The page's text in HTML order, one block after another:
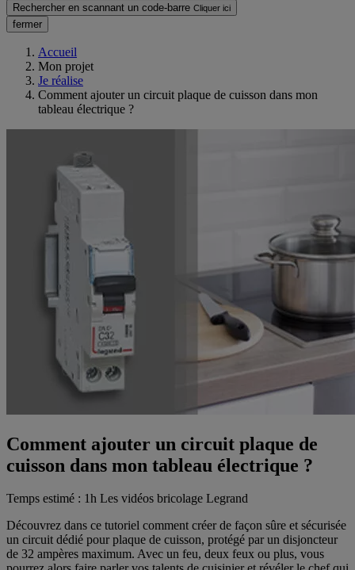
Rechercher en scannant un code-barre Cliquer ici
fermer
Accueil
Mon projet
Je réalise
Comment ajouter un circuit plaque de cuisson dans mon
tableau électrique ?
Comment ajouter un circuit plaque de
cuisson dans mon tableau électrique ?
Temps estimé : 1h Les vidéos bricolage Legrand
Découvrez dans ce tutoriel comment créer de façon sûre et sécurisée
un circuit dédié pour plaque de cuisson, protégé par un disjoncteur
de 32 ampères maximum. Avec un feu, deux feux ou plus, vous